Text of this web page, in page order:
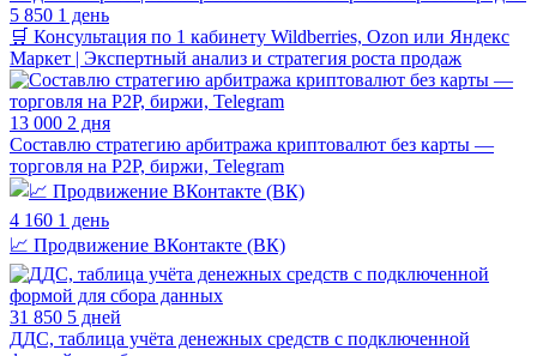
5 850 1 день
🛒 Консультация по 1 кабинету Wildberries, Ozon или Яндекс
Маркет | Экспертный анализ и стратегия роста продаж
13 000 2 дня
Составлю стратегию арбитража криптовалют без карты —
торговля на P2P, биржи, Telegram
4 160 1 день
📈 Продвижение ВКонтакте (ВК)
31 850 5 дней
ДДС, таблица учёта денежных средств с подключенной